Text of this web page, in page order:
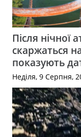
Після нічної
скаржаться
показують
Неділя, 9 Серпня,